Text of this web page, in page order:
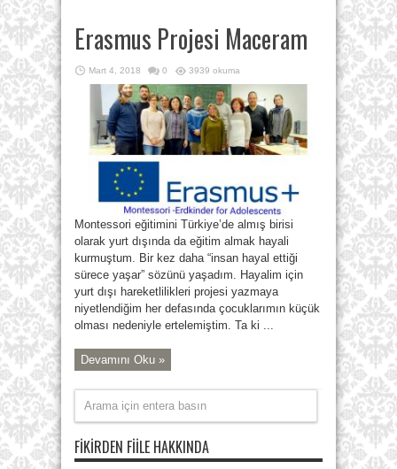
Erasmus Projesi Maceram
Mart 4, 2018 0 3939 okuma
Montessori eğitimini Türkiye’de almış birisi
olarak yurt dışında da eğitim almak hayali
kurmuştum. Bir kez daha “insan hayal ettiği
sürece yaşar” sözünü yaşadım. Hayalim için
yurt dışı hareketlilikleri projesi yazmaya
niyetlendiğim her defasında çocuklarımın küçük
olması nedeniyle ertelemiştim. Ta ki ...
Devamını Oku »
FIKIRDEN FIILE HAKKINDA